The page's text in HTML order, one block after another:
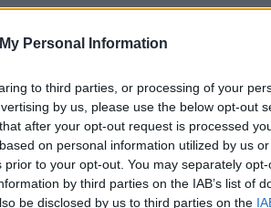
Personal Information
to third parties, or processing of your
by us, please use the below opt-out
after your opt-out request is processed
on personal information utilized by us
to your opt-out. You may separately
by third parties on the IAB’s list of
be disclosed by us to third parties on the
εαυτό του «αναγεννησιακό
που μπορεί να